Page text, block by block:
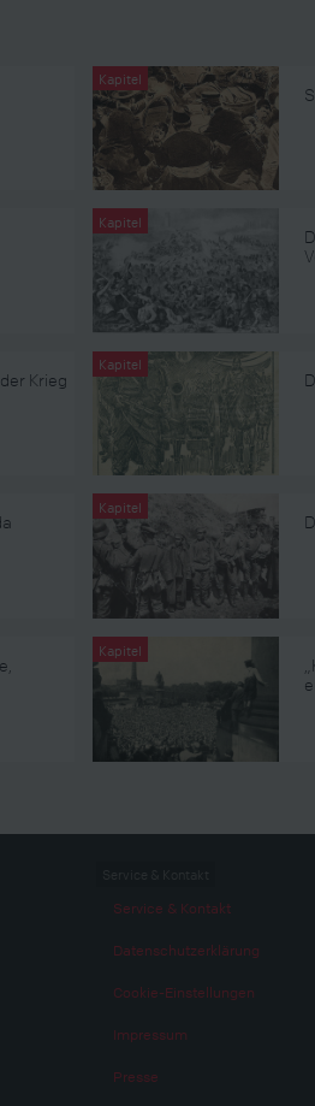
Kapitel
Kapitel
Krieg
Kapitel
Kapitel
Kapitel
Service & Kontakt
Datenschutzerklärung
Cookie-Einstellungen
Impressum
Presse